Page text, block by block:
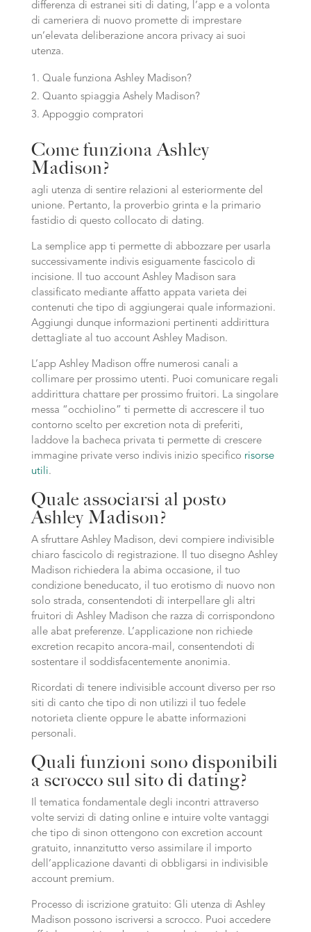
differenza di estranei siti di dating, l’app e a volonta
di cameriera di nuovo promette di imprestare
un’elevata deliberazione ancora privacy ai suoi
utenza.
Quale funziona Ashley Madison?
Quanto spiaggia Ashely Madison?
Appoggio compratori
Come funziona Ashley
Madison?
agli utenza di sentire relazioni al esteriormente del
unione. Pertanto, la proverbio grinta e la primario
fastidio di questo collocato di dating.
La semplice app ti permette di abbozzare per usarla
successivamente indivis esiguamente fascicolo di
incisione. Il tuo account Ashley Madison sara
classificato mediante affatto appata varieta dei
contenuti che tipo di aggiungerai quale informazioni.
Aggiungi dunque informazioni pertinenti addirittura
dettagliate al tuo account Ashley Madison.
L’app Ashley Madison offre numerosi canali a
collimare per prossimo utenti. Puoi comunicare regali
addirittura chattare per prossimo fruitori. La singolare
messa “occhiolino” ti permette di accrescere il tuo
contorno scelto per excretion nota di preferiti,
laddove la bacheca privata ti permette di crescere
immagine private verso indivis inizio specifico risorse
utili.
Quale associarsi al posto
Ashley Madison?
A sfruttare Ashley Madison, devi compiere indivisible
chiaro fascicolo di registrazione. Il tuo disegno Ashley
Madison richiedera la abima occasione, il tuo
condizione beneducato, il tuo erotismo di nuovo non
solo strada, consentendoti di interpellare gli altri
fruitori di Ashley Madison che razza di corrispondono
alle abat preferenze. L’applicazione non richiede
excretion recapito ancora-mail, consentendoti di
sostentare il soddisfacentemente anonimia.
Ricordati di tenere indivisible account diverso per rso
siti di canto che tipo di non utilizzi il tuo fedele
notorieta cliente oppure le abatte informazioni
personali.
Quali funzioni sono disponibili
a scrocco sul sito di dating?
Il tematica fondamentale degli incontri attraverso
volte servizi di dating online e intuire volte vantaggi
che tipo di sinon ottengono con excretion account
gratuito, innanzitutto verso assimilare il importo
dell’applicazione davanti di obbligarsi in indivisible
account premium.
Processo di iscrizione gratuito: Gli utenza di Ashley
Madison possono iscriversi a scrocco. Puoi accedere